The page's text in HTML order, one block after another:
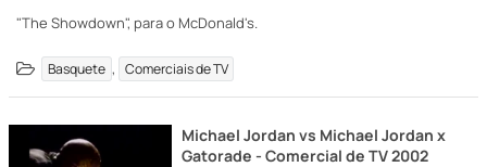
"The Showdown", para o McDonald's.
Basquete , Comerciais de TV
Michael Jordan vs Michael Jordan x
Gatorade - Comercial de TV 2002